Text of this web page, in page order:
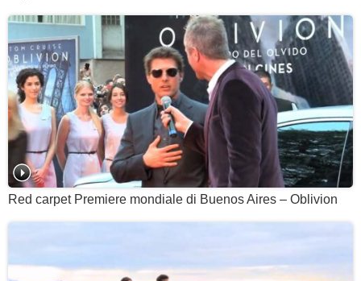
Red carpet Premiere mondiale di Buenos Aires – Oblivion